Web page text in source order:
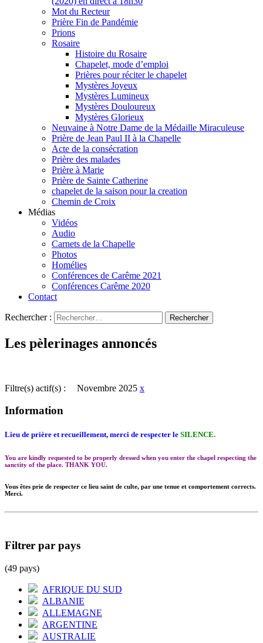
Mot du Recteur
Prière Fin de Pandémie
Prions
Rosaire
Histoire du Rosaire
Chapelet, mode d’emploi
Prières pour réciter le chapelet
Mystères Joyeux
Mystères Lumineux
Mystères Douloureux
Mystères Glorieux
Neuvaine à Notre Dame de la Médaille Miraculeuse
Prière de Jean Paul II à la Chapelle
Acte de la consécration
Prière des malades
Prière à Marie
Prière de Sainte Catherine
chapelet de la saison pour la creation
Chemin de Croix
Médias
Vidéos
Audio
Carnets de la Chapelle
Photos
Homélies
Conférences de Carême 2021
Conférences Carême 2020
Contact
Rechercher :
Les pèlerinages annoncés
Filtre(s) actif(s) : Novembre 2025 x
Information
Lieu de prière et recueillement, merci de respecter le SILENCE.
You are kindly requested to be properly dressed when you enter the chapel respecting the
sanctity of the place. THANK YOU.
Vous êtes prie de respecter ce lieu saint de culte, par une tenue et comportement corrects.
Merci.
Filtrer par pays
(49 pays)
AFRIQUE DU SUD
ALBANIE
ALLEMAGNE
ARGENTINE
AUSTRALIE